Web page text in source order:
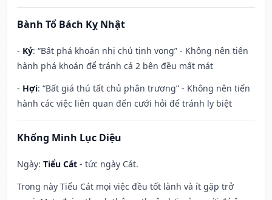
Bành Tổ Bách Kỵ Nhật
- Kỷ: “Bất phá khoán nhị chủ tịnh vong” - Không nên tiến
hành phá khoán để tránh cả 2 bên đều mất mát
- Hợi: “Bất giá thú tất chủ phân trương” - Không nên tiến
hành các việc liên quan đến cưới hỏi để tránh ly biệt
Khổng Minh Lục Diệu
Ngày: Tiểu Cát - tức ngày Cát.
Trong này Tiểu Cát mọi việc đều tốt lành và ít gặp trở